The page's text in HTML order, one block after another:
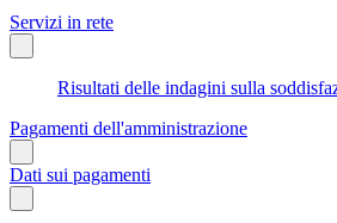
Servizi in rete
Risultati delle indagini sulla
Pagamenti dell'amministrazione
Dati sui pagamenti